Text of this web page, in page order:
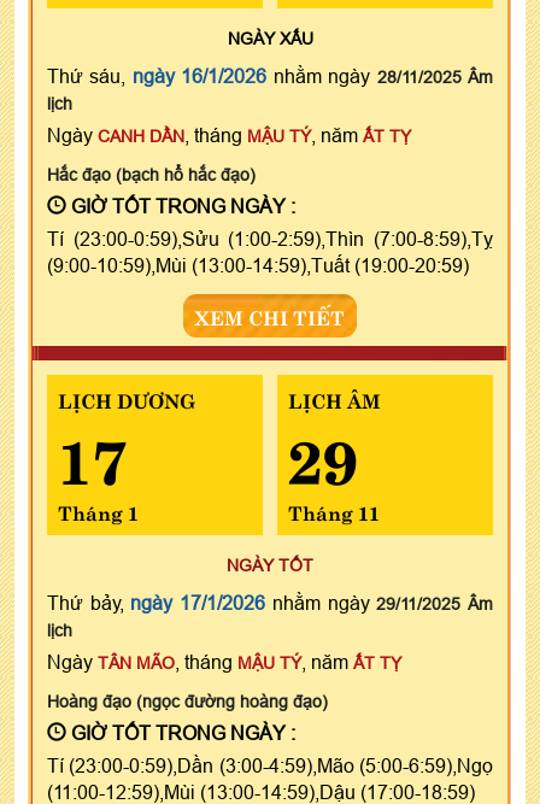
NGÀYXẤU
Thứ sáu, ngày 16/1/2026 nhằm ngày 28/11/2025 Âm
lịch
Ngày CANH DẦN , tháng MẬU TÝ, năm ẤT TỴ
Hắc đạo (bạch hổ hắc đạo)
GIỜ TỐT TRONG NGÀY :
Tí (23:00-0:59),Sửu (1:00-2:59),Thìn (7:00-8:59),Tỵ
(9:00-10:59),Mùi (13:00-14:59),Tuất (19:00-20:59)
XEM CHI TIẾT
LỊCH DƯƠNG
17
Tháng 1
LỊCH ÂM
29
Tháng 11
NGÀY TỐT
Thứ bảy, ngày 17/1/2026 nhằm ngày29/11/2025 Âm
lịch
Ngày TÂN MÃO , tháng MẬU TÝ, năm ẤT TỴ
Hoàng đạo (ngọc đường hoàng đạo)
GIỜ TỐT TRONG NGÀY :
Tí (23:00-0:59),Dần (3:00-4:59),Mão (5:00-6:59),Ngọ
(11:00-12:59),Mùi (13:00-14:59),Dậu (17:00-18:59)